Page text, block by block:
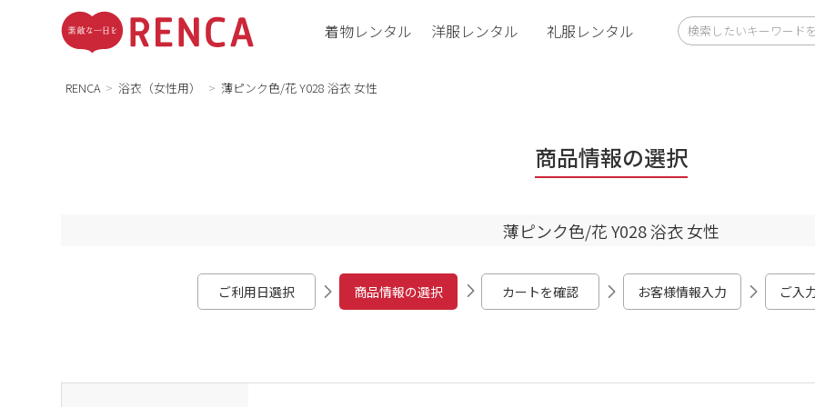
着物レンタル 洋服レンタル 礼服レンタル
RENCA 浴衣（女性用） 薄ピンク色/花 Y028 浴衣 女性
商品情報の選択
薄ピンク色/花 Y028 浴衣 女性
ご利用日選択 商品情報の選択 カートを確認 お客様情報入力 ご入